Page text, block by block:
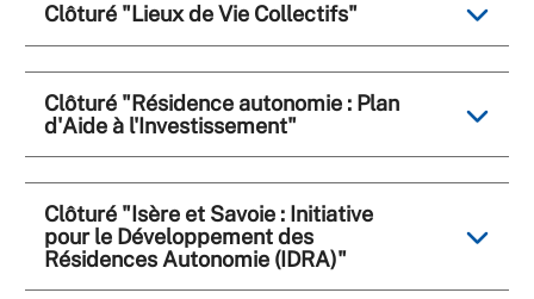
Clôturé "Lieux de Vie Collectifs"
Clôturé "Résidence autonomie : Plan
d'Aide à l'Investissement"
Clôturé "Isère et Savoie : Initiative
pour le Développement des
Résidences Autonomie (IDRA)"